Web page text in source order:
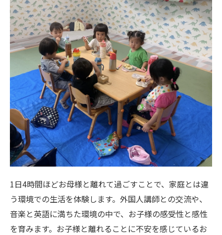
1日4時間ほどお母様と離れて過ごすことで、家庭とは違
う環境での生活を体験します。外国人講師との交流や、
音楽と英語に満ちた環境の中で、お子様の感受性と感性
を育みます。お子様と離れることに不安を感じているお